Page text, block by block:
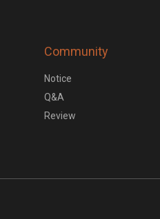
Community
Notice
Q&A
Review